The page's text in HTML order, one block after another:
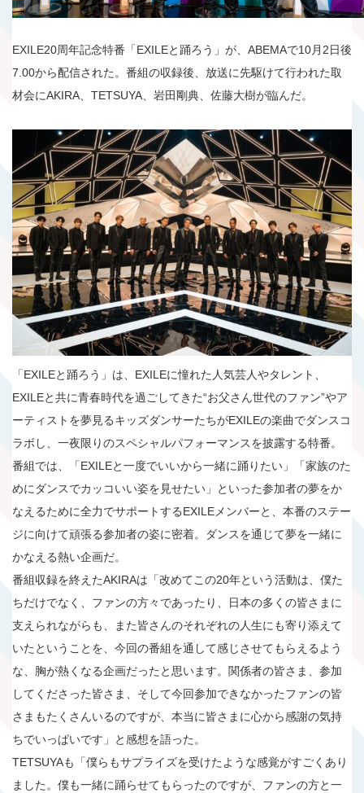
EXILE20周年記念特番「EXILEと踊ろう」が、ABEMAで10月2日後
7.00から配信された。番組の収録後、放送に先駆けて行われた取
材会にAKIRA、TETSUYA、岩田剛典、佐藤大樹が臨んだ。
「EXILEと踊ろう」は、EXILEに憧れた人気芸人やタレント、
EXILEと共に青春時代を過ごしてきた“お父さん世代のファン”やア
ーティストを夢見るキッズダンサーたちがEXILEの楽曲でダンスコ
ラボし、一夜限りのスペシャルパフォーマンスを披露する特番。
番組では、「EXILEと一度でいいから一緒に踊りたい」「家族のた
めにダンスでカッコいい姿を見せたい」といった参加者の夢をか
なえるために全力でサポートするEXILEメンバーと、本番のステー
ジに向けて頑張る参加者の姿に密着。ダンスを通じて夢を一緒に
かなえる熱い企画だ。
番組収録を終えたAKIRAは「改めてこの20年という活動は、僕た
ちだけでなく、ファンの方々であったり、日本の多くの皆さまに
支えられながらも、また皆さんのそれぞれの人生にも寄り添えて
いたということを、今回の番組を通して感じさせてもらえるよう
な、胸が熱くなる企画だったと思います。関係者の皆さま、参加
してくださった皆さま、そして今回参加できなかったファンの皆
さまもたくさんいるのですが、本当に皆さまに心から感謝の気持
ちでいっぱいです」と感想を語った。
TETSUYAも「僕らもサプライズを受けたような感覚がすごくあり
ました。僕も一緒に踊らせてもらったのですが、ファンの方と一